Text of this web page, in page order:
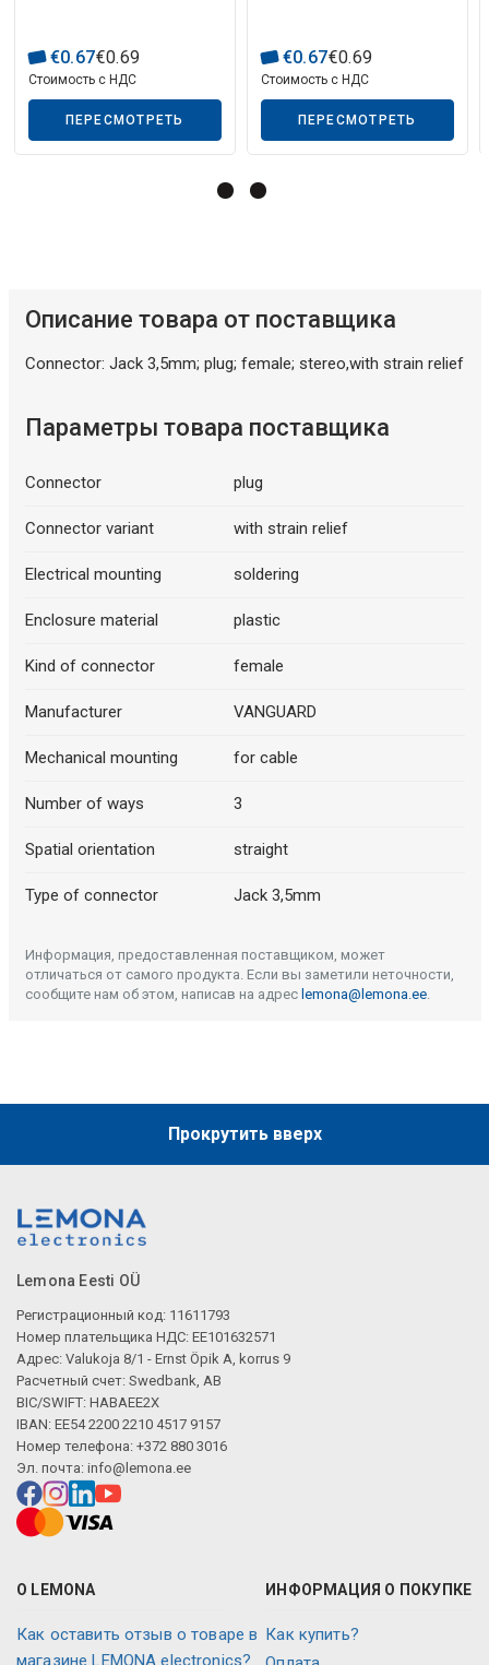
Описание искусственного интеллекта
Описание искусственного интеллекта
€0.67€0.69
Стоимость с НДС
ПЕРЕСМОТРЕТЬ
€0.67€0.69
Стоимость с НДС
ПЕРЕСМОТРЕТЬ
Описание товара от поставщика
Connector: Jack 3,5mm; plug; female; stereo,with strain relief
Параметры товара поставщика
Connector plug
Connector variant with strain relief
Electrical mounting soldering
Enclosure material plastic
Kind of connector female
Manufacturer VANGUARD
Mechanical mounting for cable
Number of ways 3
Spatial orientation straight
Type of connector Jack 3,5mm
Информация, предоставленная поставщиком, может
отличаться от самого продукта. Если вы заметили неточности,
сообщите нам об этом, написав на адрес lemona@lemona.ee.
Прокрутить вверх
Lemona Eesti OÜ
Регистрационный код: 11611793
Номер плательщика НДС: EE101632571
Адрес: Valukoja 8/1 - Ernst Öpik A, korrus 9
Расчетный счет: Swedbank, AB
BIC/SWIFT: HABAEE2X
IBAN: EE54 2200 2210 4517 9157
Номер телефона: +372 880 3016
Эл. почта: info@lemona.ee
О LEMONA
Как оставить отзыв о товаре в
магазине LEMONA electronics?
ИНФОРМАЦИЯ О ПОКУПКЕ
Как купить?